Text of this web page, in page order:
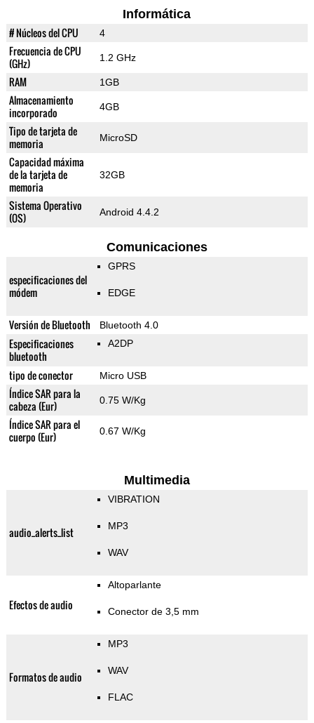
Informática
# Núcleos del CPU 4
Frecuencia de CPU
(GHz)
1.2 GHz
RAM 1GB
Almacenamiento
incorporado
4GB
Tipo de tarjeta de
memoria
MicroSD
Capacidad máxima
de la tarjeta de
memoria
32GB
Sistema Operativo
(OS)
Android 4.4.2
Comunicaciones
especificaciones del
módem
GPRS
EDGE
Versión de Bluetooth Bluetooth 4.0
Especificaciones
bluetooth
A2DP
tipo de conector Micro USB
Índice SAR para la
cabeza (Eur)
0.75 W/Kg
Índice SAR para el
cuerpo (Eur)
0.67 W/Kg
Multimedia
audio_alerts_list
VIBRATION
MP3
WAV
Efectos de audio
Altoparlante
Conector de 3,5 mm
Formatos de audio
MP3
WAV
FLAC